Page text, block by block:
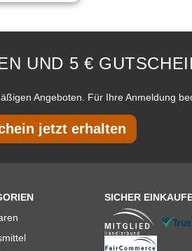
UND 5 €
Angeboten. Für Ihre Anmeldung
jetzt erhalten
SICHER